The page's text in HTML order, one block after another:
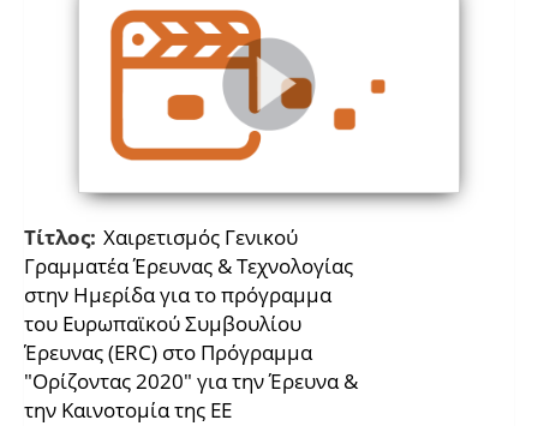
Τίτλος: Χαιρετισμός Γενικού
Γραμματέα Έρευνας & Τεχνολογίας
στην Ημερίδα για το πρόγραμμα
του Ευρωπαϊκού Συμβουλίου
Έρευνας (ERC) στο Πρόγραμμα
"Oρίζοντας 2020" για την Έρευνα &
την Καινοτομία της ΕΕ